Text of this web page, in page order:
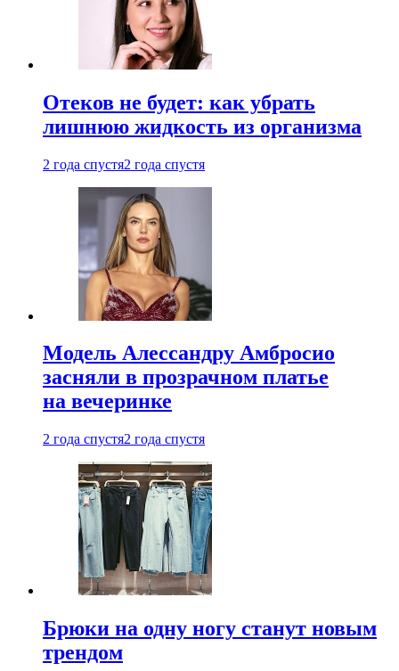
Отеков не будет: как убрать
лишнюю жидкость из организма
2 года спустя2 года спустя
Модель Алессандру Амбросио
засняли в прозрачном платье
на вечеринке
2 года спустя2 года спустя
Брюки на одну ногу станут новым
трендом